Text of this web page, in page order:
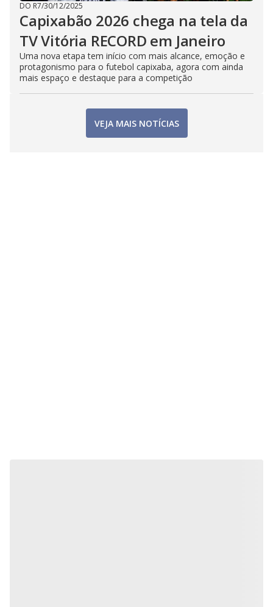
DO R7/30/12/2025
Capixabão 2026 chega na tela da
TV Vitória RECORD em Janeiro
Uma nova etapa tem início com mais alcance, emoção e
protagonismo para o futebol capixaba, agora com ainda
mais espaço e destaque para a competição
VEJA MAIS NOTÍCIAS